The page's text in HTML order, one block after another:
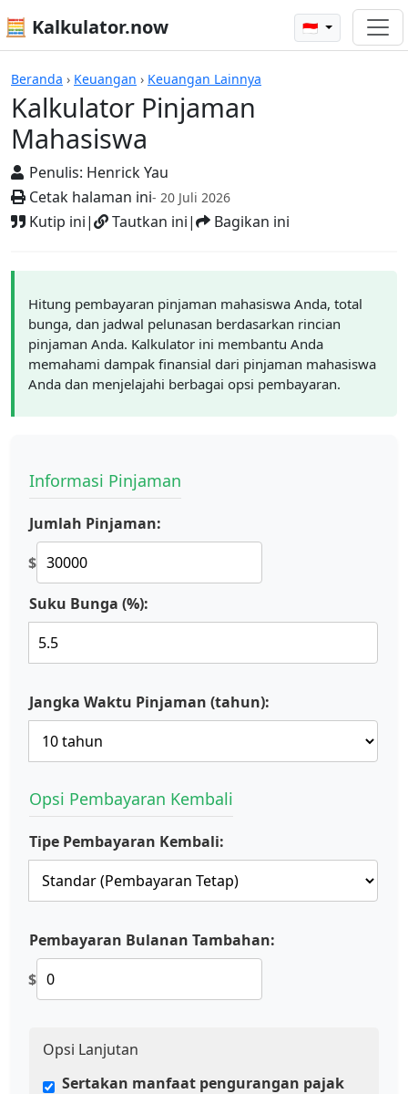
🧮 Kalkulator.now 🇮🇩
Beranda › Keuangan › Keuangan Lainnya
Kalkulator Pinjaman
Mahasiswa
Penulis: Henrick Yau
Cetak halaman ini- 20 Juli 2026
Kutip ini| Tautkan ini| Bagikan ini
Kalkulator-kalkulator
Hitung pembayaran pinjaman mahasiswa Anda, total
bunga, dan jadwal pelunasan berdasarkan rincian
pinjaman Anda. Kalkulator ini membantu Anda
memahami dampak finansial dari pinjaman mahasiswa
Anda dan menjelajahi berbagai opsi pembayaran.
Informasi Pinjaman
Jumlah Pinjaman:
$
Suku Bunga (%):
Jangka Waktu Pinjaman (tahun):
Opsi Pembayaran Kembali
Tipe Pembayaran Kembali:
Pembayaran Bulanan Tambahan:
$
Opsi Lanjutan
Sertakan manfaat pengurangan pajak